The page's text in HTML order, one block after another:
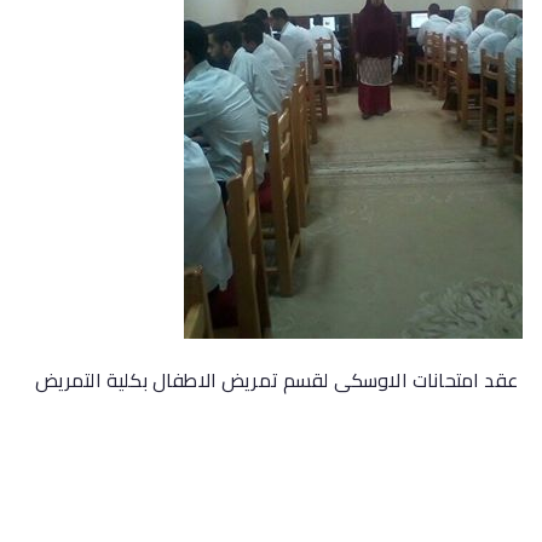
عقد امتحانات الاوسكى لقسم تمريض الاطفال بكلية التمريض